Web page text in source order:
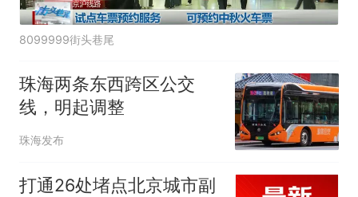
8099999街头巷尾
珠海两条东西跨区公交
线，明起调整
珠海发布
打通26处堵点北京城市副